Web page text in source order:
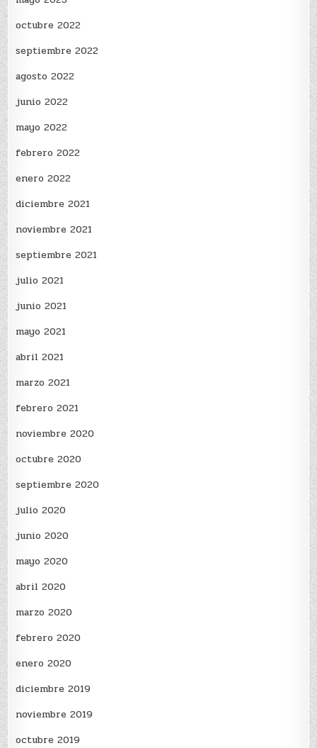
octubre 2022
septiembre 2022
agosto 2022
junio 2022
mayo 2022
febrero 2022
enero 2022
diciembre 2021
noviembre 2021
septiembre 2021
julio 2021
junio 2021
mayo 2021
abril 2021
marzo 2021
febrero 2021
noviembre 2020
octubre 2020
septiembre 2020
julio 2020
junio 2020
mayo 2020
abril 2020
marzo 2020
febrero 2020
enero 2020
diciembre 2019
noviembre 2019
octubre 2019